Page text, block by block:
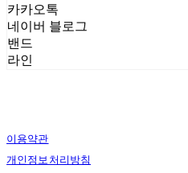
카카오톡
네이버 블로그
밴드
라인
이용약관
개인정보처리방침